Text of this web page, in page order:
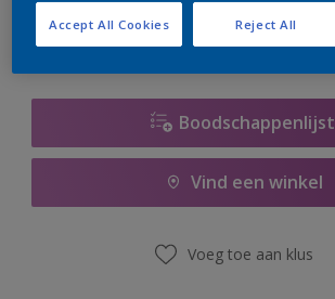
Boodschappenlijst
Vind een winkel
Voeg toe aan klus
Reject All
Accept All Cookies